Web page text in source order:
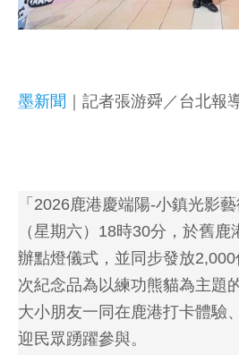
墨新聞 ｜記者張游舜／台北報
「2026鹿港慶端陽-小鎮光影
（星期六）18時30分，於舊
辦點燈儀式，並同步發放
次紀念品為以練功熊貓為主題
大小朋友一同在鹿港打卡體驗
迎民眾踴躍參與。